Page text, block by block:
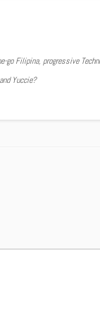
Filipina, progressive
Yuccie?